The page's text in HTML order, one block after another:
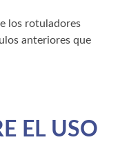
los rotuladores
anteriores que
EL USO